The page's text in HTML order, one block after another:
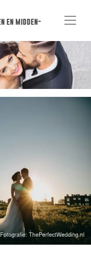
en midden-